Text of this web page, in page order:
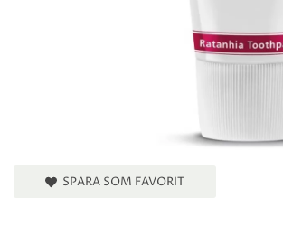
SPARA SOM FAVORIT